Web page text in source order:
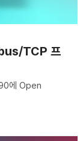
TCP 프
에 Open